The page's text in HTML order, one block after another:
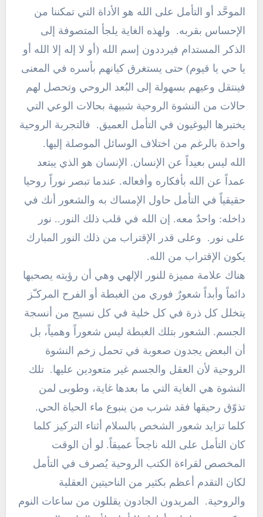
الموحَّد أو التأمل على الله هو الأداة التي تمكننا من
الإحساس بقربه. ولهذه الغاية يلجأ المتصوفة إلى
الذكر المستدام فيرددون إسم الله (أو لا إله إلا الله أو
يا حي يا قيوم) حتى يستغرق كيانهم بأسره في المعنى
فينتقل وعيهم بسهولة إلى البُعد الروحي وتحصل لهم
حالات من النشوة الروحية شبيهة بحالات الوعي التي
يختبرها اليوغيون في التأمل العميق. فالتجربة الروحية
واحدة بالرغم من اختلاف الوسائل الموصلة إليها.
الله ليس بعيداً عن الإنسان. الإنسان هو الذي يبتعد
عمداً عن الله بأفكاره وأفعاله. عندما تبصر نوراً روحيا
حقيقياً في التأمل حاول الإمساك به والشعور أنك في
داخله: واحدٌ معه. إن الله في قلب ذلك النور.. نور
على نور. وعلى قدر الإقتراب من ذلك النور المبارك
يكون الإقتراب من الله.
هناك علامة مميزة للنور الإلهي وهي أن رؤيته يصحبها
دائماً وأبداً شعورٌ فوري من الغبطة أو الفرح المركـّز
يتخلل كل ذرة في كل خلية في كل نسيج من أنسجة
الجسم. الشعور بتلك الغبطة ليس شعوراً وهمياً، بل
أن البعض يجدون صعوبة في تحمل زخم النشوة
الروحية لأن العقل والجسم غير متعودين عليها. تلك
النشوة هي الغاية التي ما بعدها غاية، وطوبى لمن
تذوّق رحيقها فقد شرب من ينبوع ماء الحياة الحي.
كلما تزايد شعور الشخص بالسلام أثناء التركيز كلما
كان التأمل على الله ناجحاً عميقاً. لو أن الوقت
المخصص لقراءة الكتب الروحية يُصرف في التأمل
لكان التقدم أعظم بكثير من الناحيتين العقلية
والروحية. المريدون الجادون يقللون من ساعات النوم